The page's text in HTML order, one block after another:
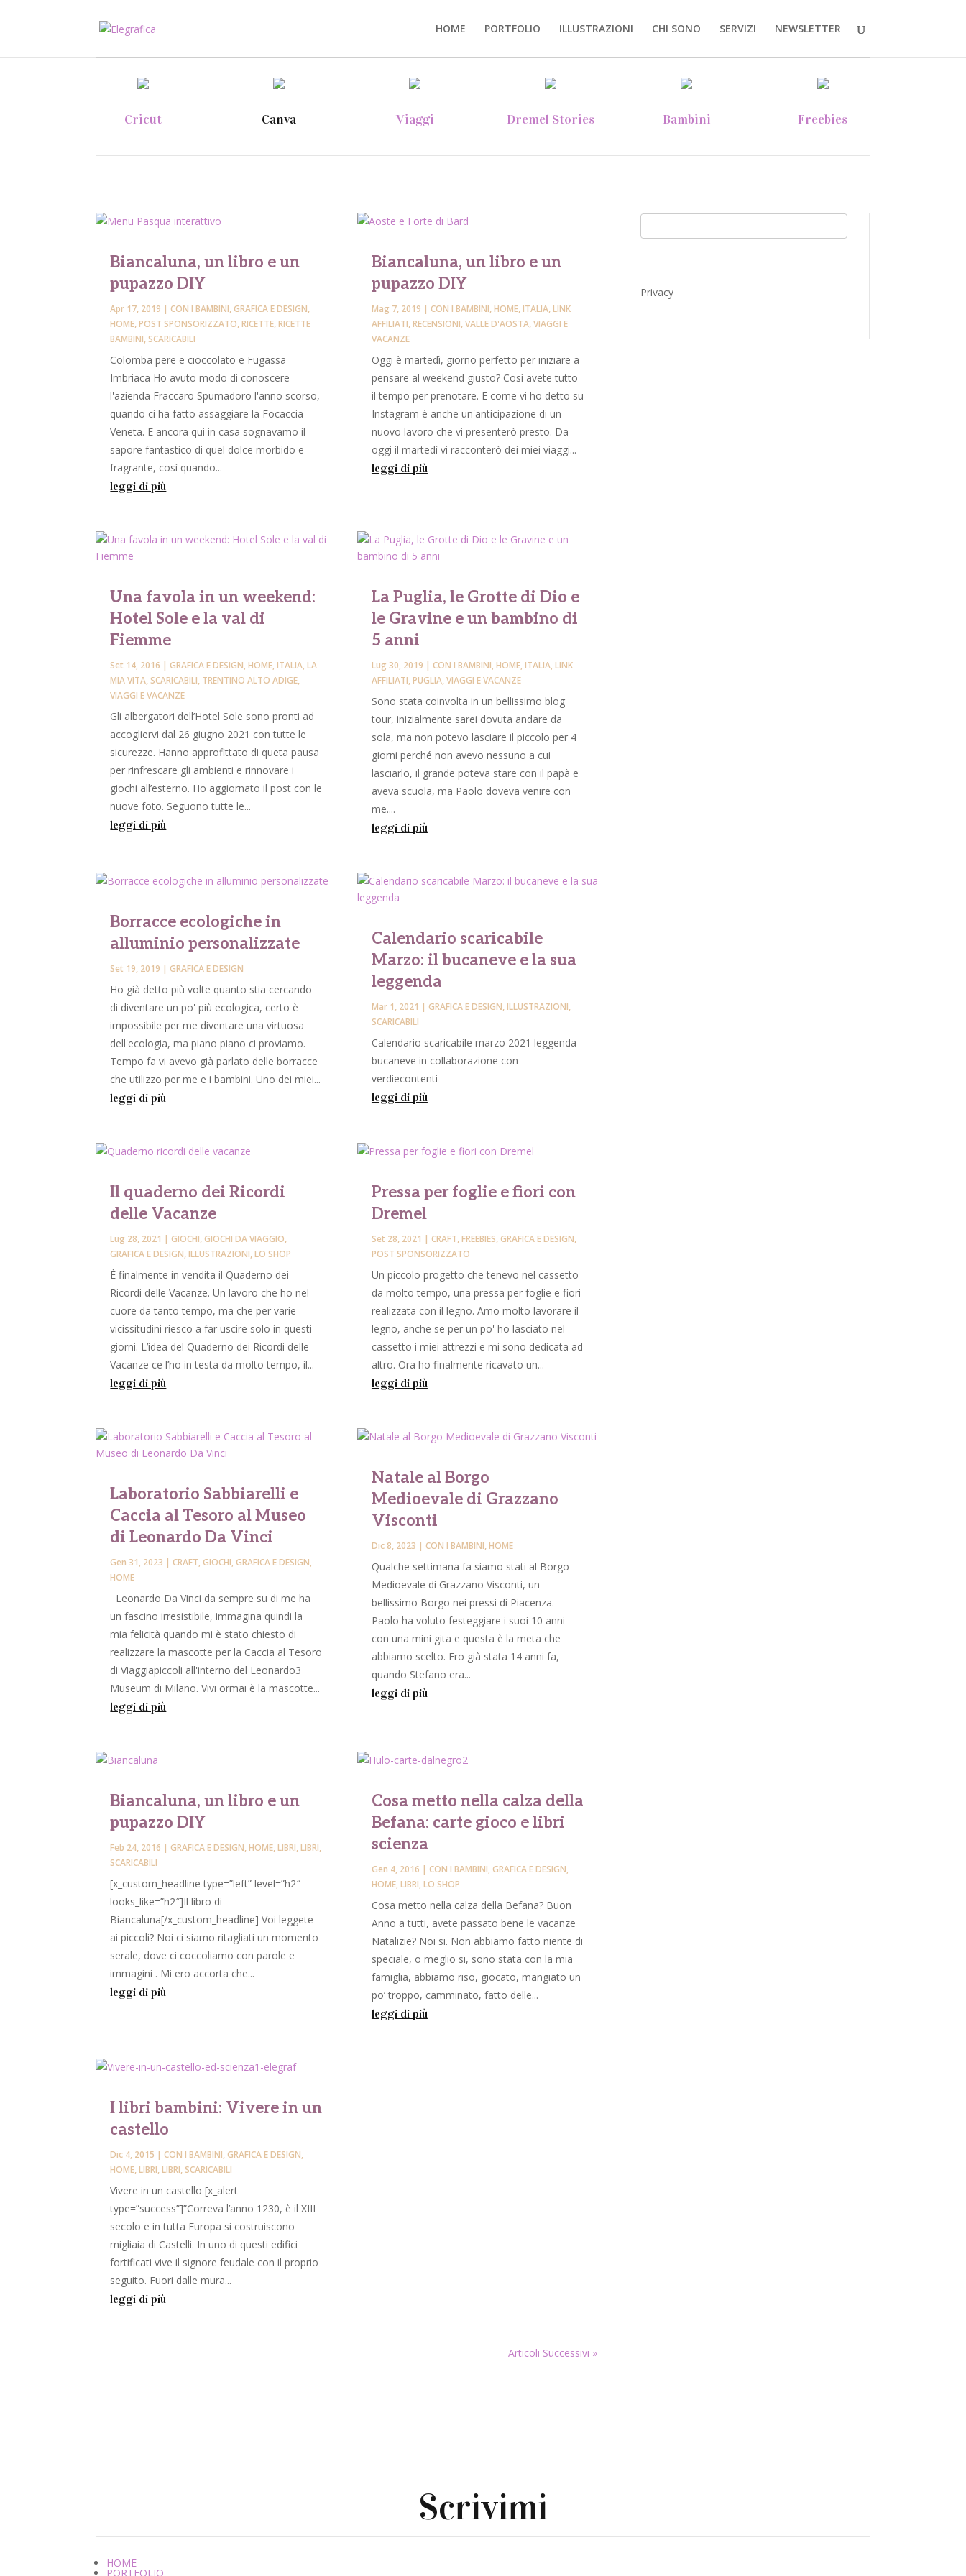
HOME PORTFOLIO ILLUSTRAZIONI CHI SONO SERVIZI NEWSLETTER
Cricut Canva Viaggi Dremel Stories Bambini Freebies
Biancaluna, un libro e un
pupazzo DIY
Apr 17, 2019 |CON I BAMBINI,GRAFICA E DESIGN,
HOME,POST SPONSORIZZATO,RICETTE,RICETTE
BAMBINI,SCARICABILI
Colomba pere e cioccolato e Fugassa
Imbriaca Ho avuto modo di conoscere
l'azienda Fraccaro Spumadoro l'anno scorso,
quando ci ha fatto assaggiare la Focaccia
Veneta. E ancora qui in casa sognavamo il
sapore fantastico di quel dolce morbido e
fragrante, così quando...
leggi di più
Biancaluna, un libro e un
pupazzo DIY
Mag 7, 2019 | CON I BAMBINI,HOME,ITALIA,LINK
AFFILIATI,RECENSIONI,VALLE D'AOSTA,VIAGGI E
VACANZE
Oggi è martedì, giorno perfetto per iniziare a
pensare al weekend giusto? Così avete tutto
il tempo per prenotare. E come vi ho detto su
Instagram è anche un'anticipazione di un
nuovo lavoro che vi presenterò presto. Da
oggi il martedì vi racconterò dei miei viaggi...
leggi di più
Una favola in un weekend:
Hotel Sole e la val di
Fiemme
Set 14, 2016 |GRAFICA E DESIGN,HOME,ITALIA,LA
MIA VITA,SCARICABILI, TRENTINO ALTO ADIGE,
VIAGGI E VACANZE
Gli albergatori dell’Hotel Sole sono pronti ad
accogliervi dal 26 giugno 2021 con tutte le
sicurezze. Hanno approfittato di queta pausa
per rinfrescare gli ambienti e rinnovare i
giochi all’esterno. Ho aggiornato il post con le
nuove foto. Seguono tutte le...
leggi di più
La Puglia, le Grotte di Dio e
le Gravine e un bambino di
5 anni
Lug 30, 2019 | CON I BAMBINI,HOME,ITALIA,LINK
AFFILIATI,PUGLIA,VIAGGI E VACANZE
Sono stata coinvolta in un bellissimo blog
tour, inizialmente sarei dovuta andare da
sola, ma non potevo lasciare il piccolo per 4
giorni perché non avevo nessuno a cui
lasciarlo, il grande poteva stare con il papà e
aveva scuola, ma Paolo doveva venire con
me....
leggi di più
Borracce ecologiche in
alluminio personalizzate
Set 19, 2019 |GRAFICA E DESIGN
Ho già detto più volte quanto stia cercando
di diventare un po' più ecologica, certo è
impossibile per me diventare una virtuosa
dell'ecologia, ma piano piano ci proviamo.
Tempo fa vi avevo già parlato delle borracce
che utilizzo per me e i bambini. Uno dei miei...
leggi di più
Calendario scaricabile
Marzo: il bucaneve e la sua
leggenda
Mar 1, 2021 | GRAFICA E DESIGN,ILLUSTRAZIONI,
SCARICABILI
Calendario scaricabile marzo 2021 leggenda
bucaneve in collaborazione con
verdiecontenti
leggi di più
Il quaderno dei Ricordi
delle Vacanze
Lug 28, 2021 |GIOCHI,GIOCHI DA VIAGGIO,
GRAFICA E DESIGN,ILLUSTRAZIONI,LO SHOP
È finalmente in vendita il Quaderno dei
Ricordi delle Vacanze. Un lavoro che ho nel
cuore da tanto tempo, ma che per varie
vicissitudini riesco a far uscire solo in questi
giorni. L’idea del Quaderno dei Ricordi delle
Vacanze ce l’ho in testa da molto tempo, il...
leggi di più
Pressa per foglie e fiori con
Dremel
Set 28, 2021 | CRAFT,FREEBIES,GRAFICA E DESIGN,
POST SPONSORIZZATO
Un piccolo progetto che tenevo nel cassetto
da molto tempo, una pressa per foglie e fiori
realizzata con il legno. Amo molto lavorare il
legno, anche se per un po' ho lasciato nel
cassetto i miei attrezzi e mi sono dedicata ad
altro. Ora ho finalmente ricavato un...
leggi di più
Laboratorio Sabbiarelli e
Caccia al Tesoro al Museo
di Leonardo Da Vinci
Gen 31, 2023 |CRAFT,GIOCHI,GRAFICA E DESIGN,
HOME
Leonardo Da Vinci da sempre su di me ha
un fascino irresistibile, immagina quindi la
mia felicità quando mi è stato chiesto di
realizzare la mascotte per la Caccia al Tesoro
di Viaggiapiccoli all'interno del Leonardo3
Museum di Milano. Vivi ormai è la mascotte...
leggi di più
Natale al Borgo
Medioevale di Grazzano
Visconti
Dic 8, 2023 | CON I BAMBINI,HOME
Qualche settimana fa siamo stati al Borgo
Medioevale di Grazzano Visconti, un
bellissimo Borgo nei pressi di Piacenza.
Paolo ha voluto festeggiare i suoi 10 anni
con una mini gita e questa è la meta che
abbiamo scelto. Ero già stata 14 anni fa,
quando Stefano era...
leggi di più
Biancaluna, un libro e un
pupazzo DIY
Feb 24, 2016 |GRAFICA E DESIGN,HOME,LIBRI,LIBRI,
SCARICABILI
[x_custom_headline type=”left” level=”h2″
looks_like=”h2″]Il libro di
Biancaluna[/x_custom_headline] Voi leggete
ai piccoli? Noi ci siamo ritagliati un momento
serale, dove ci coccoliamo con parole e
immagini . Mi ero accorta che...
leggi di più
Cosa metto nella calza della
Befana: carte gioco e libri
scienza
Gen 4, 2016 | CON I BAMBINI,GRAFICA E DESIGN,
HOME,LIBRI,LO SHOP
Cosa metto nella calza della Befana? Buon
Anno a tutti, avete passato bene le vacanze
Natalizie? Noi si. Non abbiamo fatto niente di
speciale, o meglio si, sono stata con la mia
famiglia, abbiamo riso, giocato, mangiato un
po’ troppo, camminato, fatto delle...
leggi di più
I libri bambini: Vivere in un
castello
Dic 4, 2015 |CON I BAMBINI,GRAFICA E DESIGN,
HOME,LIBRI,LIBRI,SCARICABILI
Vivere in un castello [x_alert
type=”success”]”Correva l’anno 1230, è il XIII
secolo e in tutta Europa si costruiscono
migliaia di Castelli. In uno di questi edifici
fortificati vive il signore feudale con il proprio
seguito. Fuori dalle mura...
leggi di più
Articoli Successivi »
Privacy
Scrivimi
HOME
PORTFOLIO